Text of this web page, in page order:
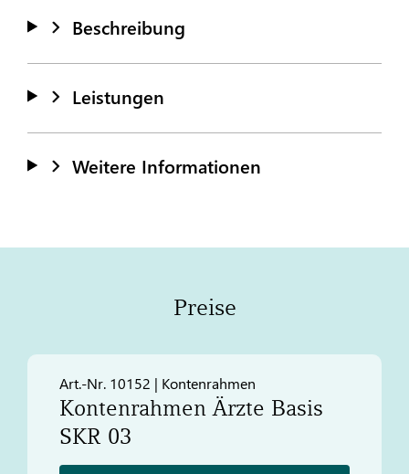
Beschreibung
Leistungen
Weitere Informationen
Preise
Art.-Nr. 10152 | Kontenrahmen
Kontenrahmen Ärzte Basis
SKR 03